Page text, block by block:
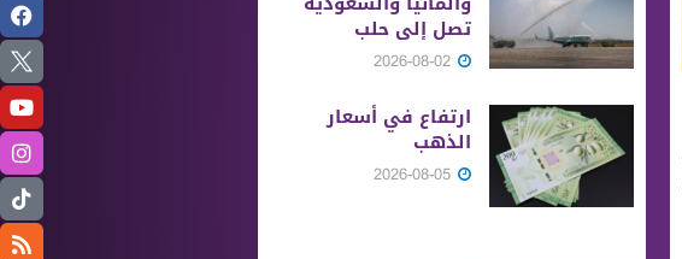
تصل إلى حلب
ارتفاع في أسعار
الذهب